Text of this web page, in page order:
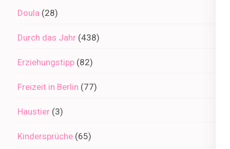
Doula (28)
Durch das Jahr (438)
Erziehungstipp (82)
Freizeit in Berlin (77)
Haustier (3)
Kindersprüche (65)